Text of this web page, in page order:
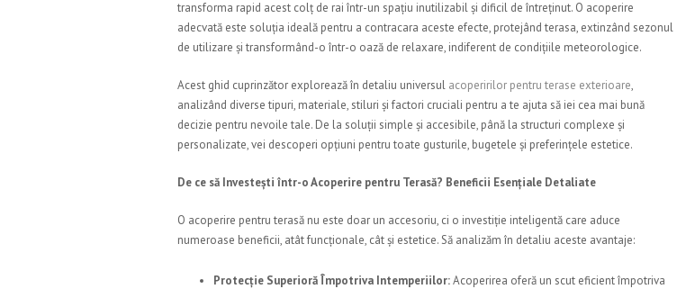
transforma rapid acest colț de rai într-un spațiu inutilizabil și dificil de întreținut. O acoperire
adecvată este soluția ideală pentru a contracara aceste efecte, protejând terasa, extinzând sezonul
de utilizare și transformând-o într-o oază de relaxare, indiferent de condițiile meteorologice.
Acest ghid cuprinzător explorează în detaliu universul acoperirilor pentru terase exterioare,
analizând diverse tipuri, materiale, stiluri și factori cruciali pentru a te ajuta să iei cea mai bună
decizie pentru nevoile tale. De la soluții simple și accesibile, până la structuri complexe și
personalizate, vei descoperi opțiuni pentru toate gusturile, bugetele și preferințele estetice.
De ce să Investești într-o Acoperire pentru Terasă? Beneficii Esențiale Detaliate
O acoperire pentru terasă nu este doar un accesoriu, ci o investiție inteligentă care aduce
numeroase beneficii, atât funcționale, cât și estetice. Să analizăm în detaliu aceste avantaje:
Protecție Superioră Împotriva Intemperiilor:Acoperirea oferă un scut eficient împotriva